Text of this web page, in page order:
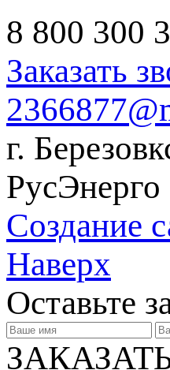
8 800 300
Заказать
г.
Создание
Наверх
Оставьте